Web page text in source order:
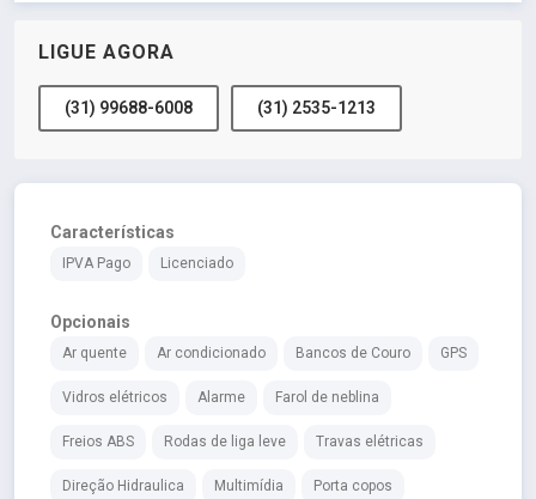
LIGUE AGORA
(31) 99688-6008 (31) 2535-1213
Características
IPVA Pago Licenciado
Opcionais
Ar quente Ar condicionado Bancos de Couro GPS
Vidros elétricos Alarme Farol de neblina
Freios ABS Rodas de liga leve Travas elétricas
Direção Hidraulica Multimídia Porta copos